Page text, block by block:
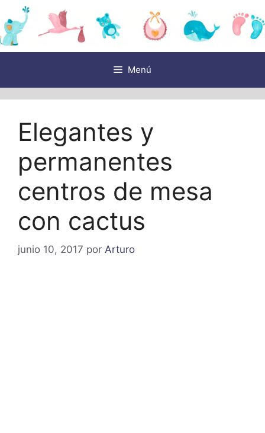
Saltar
al
contenido
Menú
Elegantes y
permanentes
centros de mesa
con cactus
junio 10, 2017 por Arturo